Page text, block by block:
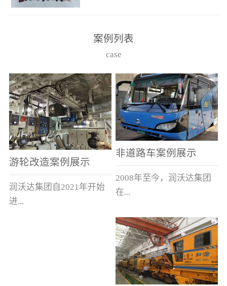
案例列表
case
游轮改造案例展示
润沃达集团自2021年开始
进...
非道路车案例展示
2008年至今，润沃达集团
在...
中国累计升级改造非道路
运输车辆10000余辆，涵盖
了所有非道路车辆类型。